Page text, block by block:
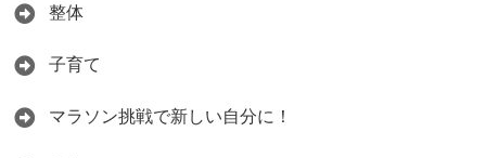
整体
子育て
マラソン挑戦で新しい自分に！